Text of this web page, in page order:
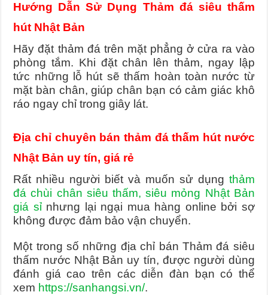
Hướng Dẫn Sử Dụng Thảm đá siêu thấm
hút Nhật Bản
Hãy đặt thảm đá trên mặt phẳng ở cửa ra vào
phòng tắm. Khi đặt chân lên thảm, ngay lập
tức những lỗ hút sẽ thấm hoàn toàn nước từ
mặt bàn chân, giúp chân bạn có cảm giác khô
ráo ngay chỉ trong giây lát.
Địa chỉ chuyên bán thảm đá thấm hút nước
Nhật Bản uy tín, giá rẻ
Rất nhiều người biết và muốn sử dụng thảm
đá chùi chân siêu thấm, siêu mỏng Nhật Bản
giá sỉnhưng lại ngại mua hàng online bởi sợ
không được đảm bảo vận chuyển.
Một trong số những địa chỉ bán Thảm đá siêu
thấm nước Nhật Bản uy tín, được người dùng
đánh giá cao trên các diễn đàn bạn có thể
xem https://sanhangsi.vn/.